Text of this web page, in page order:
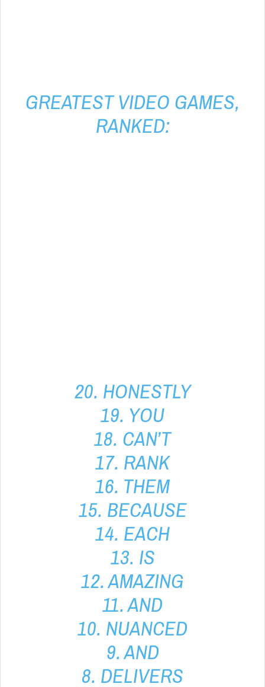
GREATEST VIDEO GAMES,
RANKED:
20. HONESTLY
19. YOU
18. CAN’T
17. RANK
16. THEM
15. BECAUSE
14. EACH
13. IS
12. AMAZING
11. AND
10. NUANCED
9. AND
8. DELIVERS